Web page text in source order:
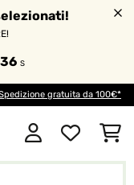
36 S
gratuita da 100€*